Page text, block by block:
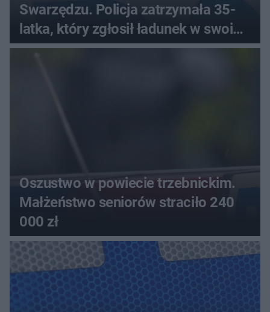
Swarzędzu. Policja zatrzymała 35-
latka, który zgłosił ładunek w swoim
aucie
Oszustwo w powiecie trzebnickim.
Małżeństwo seniorów straciło 240
000 zł